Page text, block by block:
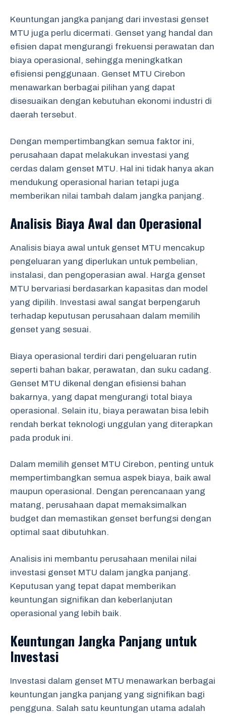
Keuntungan jangka panjang dari investasi genset
MTU juga perlu dicermati. Genset yang handal dan
efisien dapat mengurangi frekuensi perawatan dan
biaya operasional, sehingga meningkatkan
efisiensi penggunaan. Genset MTU Cirebon
menawarkan berbagai pilihan yang dapat
disesuaikan dengan kebutuhan ekonomi industri di
daerah tersebut.
Dengan mempertimbangkan semua faktor ini,
perusahaan dapat melakukan investasi yang
cerdas dalam genset MTU. Hal ini tidak hanya akan
mendukung operasional harian tetapi juga
memberikan nilai tambah dalam jangka panjang.
Analisis Biaya Awal dan Operasional
Analisis biaya awal untuk genset MTU mencakup
pengeluaran yang diperlukan untuk pembelian,
instalasi, dan pengoperasian awal. Harga genset
MTU bervariasi berdasarkan kapasitas dan model
yang dipilih. Investasi awal sangat berpengaruh
terhadap keputusan perusahaan dalam memilih
genset yang sesuai.
Biaya operasional terdiri dari pengeluaran rutin
seperti bahan bakar, perawatan, dan suku cadang.
Genset MTU dikenal dengan efisiensi bahan
bakarnya, yang dapat mengurangi total biaya
operasional. Selain itu, biaya perawatan bisa lebih
rendah berkat teknologi unggulan yang diterapkan
pada produk ini.
Dalam memilih genset MTU Cirebon, penting untuk
mempertimbangkan semua aspek biaya, baik awal
maupun operasional. Dengan perencanaan yang
matang, perusahaan dapat memaksimalkan
budget dan memastikan genset berfungsi dengan
optimal saat dibutuhkan.
Analisis ini membantu perusahaan menilai nilai
investasi genset MTU dalam jangka panjang.
Keputusan yang tepat dapat memberikan
keuntungan signifikan dan keberlanjutan
operasional yang lebih baik.
Keuntungan Jangka Panjang untuk
Investasi
Investasi dalam genset MTU menawarkan berbagai
keuntungan jangka panjang yang signifikan bagi
pengguna. Salah satu keuntungan utama adalah